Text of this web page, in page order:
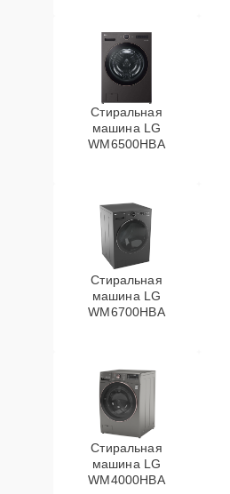
Стиральная
машина LG
WM6500HBA
Стиральная
машина LG
WM6700HBA
Стиральная
машина LG
WM4000HBA